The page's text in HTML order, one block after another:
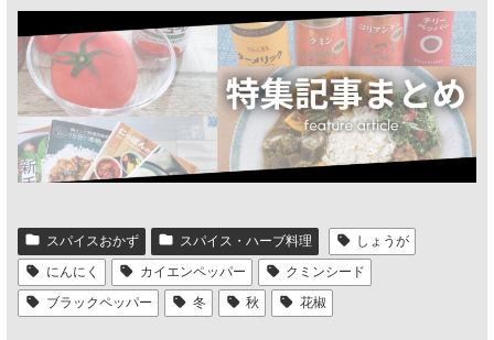
スパイスおかず スパイス・ハーブ料理
しょうが
にんにく
カイエンペッパー
クミンシード
ブラックペッパー
冬 秋 花椒